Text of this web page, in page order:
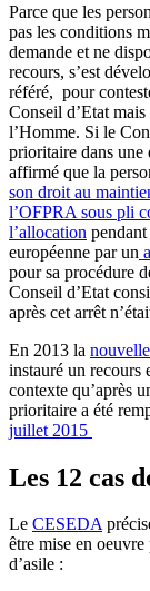
Parce que les
pas les conditions
demande et ne
recours, s’est
référé, pour
Conseil d’Etat
l’Homme. Si le
prioritaire dans une
affirmé que la
son droit au
l’OFPRA sous pli
l’allocation
européenne par un
pour sa procédure
Conseil d’Etat
après cet arrêt
En 2013 la
instauré un recours
contexte qu’après
prioritaire a été
juillet 2015
Les 12 cas
Le CESEDA
être mise en
d’asile :